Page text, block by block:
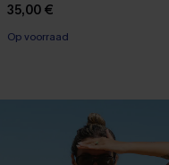
35,00 €
Op voorraad